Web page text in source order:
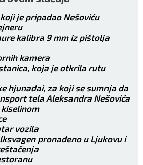
je pripadao Nešoviću
kalibra 9 mm iz pištolja
kamera
koja je otkrila rutu
hjunadai, za koji se sumnja da
tela Aleksandra Nešovića
vozila
pronađeno u Ljukovu i